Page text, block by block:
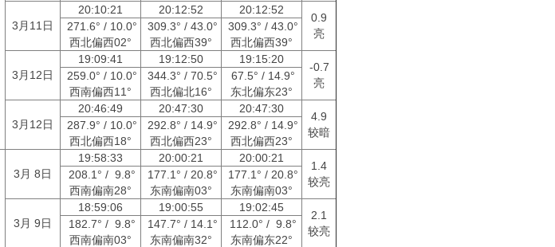
3月11日
20:10:21 20:12:52 20:12:52
0.9
亮
271.6° / 10.0°
西北偏西02°
309.3° / 43.0°
西北偏西39°
309.3° / 43.0°
西北偏西39°
3月12日
19:09:41 19:12:50 19:15:20
-0.7
亮
259.0° / 10.0°
西南偏西11°
344.3° / 70.5°
西北偏北16°
67.5° / 14.9°
东北偏东23°
3月12日
20:46:49 20:47:30 20:47:30
4.9
较暗
287.9° / 10.0°
西北偏西18°
292.8° / 14.9°
西北偏西23°
292.8° / 14.9°
西北偏西23°
3月 8日
19:58:33 20:00:21 20:00:21
1.4
较亮
208.1° / 9.8°
西南偏南28°
177.1° / 20.8°
东南偏南03°
177.1° / 20.8°
东南偏南03°
3月 9日
18:59:06 19:00:55 19:02:45
2.1
较亮
182.7° / 9.8°
西南偏南03°
147.7° / 14.1°
东南偏南32°
112.0° / 9.8°
东南偏东22°